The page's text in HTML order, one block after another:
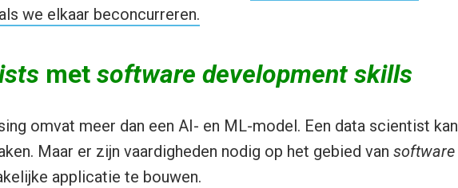
we elkaar beconcurreren.
met software development skills
omvat meer dan een AI- en ML-model. Een data scientist kan
Maar er zijn vaardigheden nodig op het gebied van software
applicatie te bouwen.